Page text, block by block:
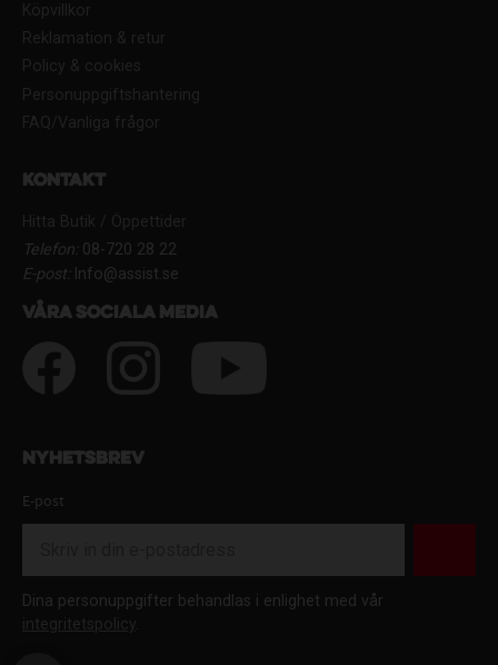
Köpvillkor
Reklamation & retur
Policy & cookies
Personuppgiftshantering
FAQ/Vanliga frågor
Kontakt
Hitta Butik / Öppettider
Telefon:08-720 28 22
E-post:Info@assist.se
Våra sociala media
Nyhetsbrev
E-post
Dina personuppgifter behandlas i enlighet med vår
integritetspolicy.